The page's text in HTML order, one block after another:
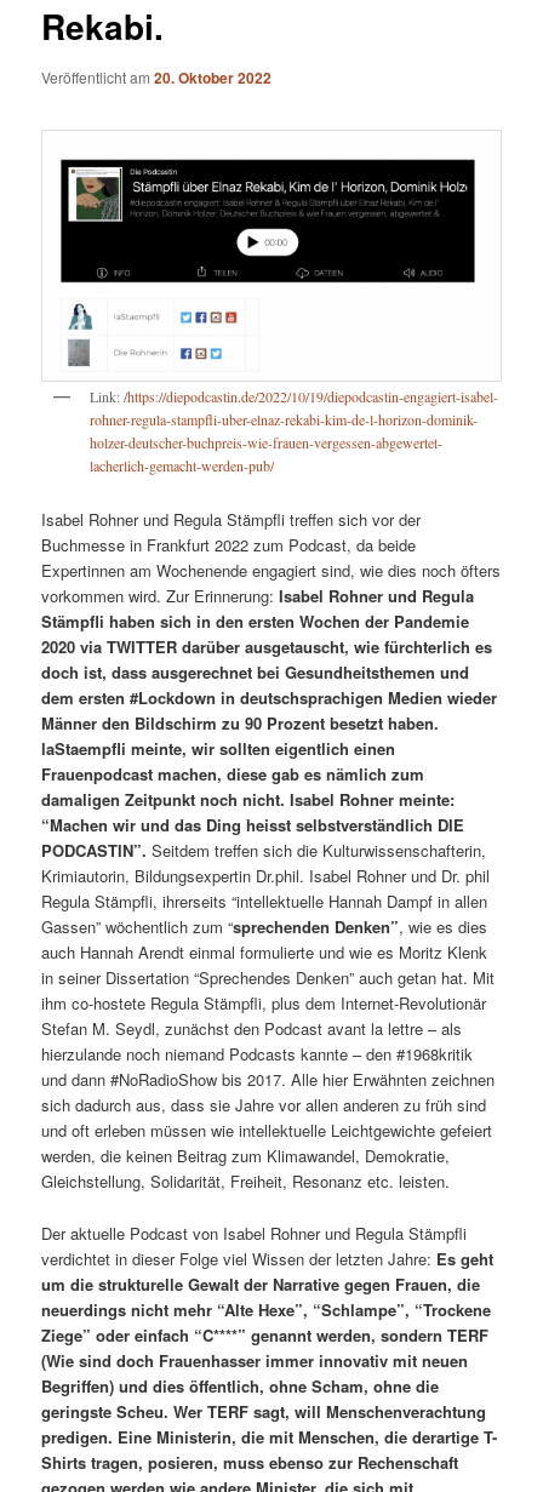
Rekabi.
Veröffentlicht am20. Oktober 2022
Link: /https://diepodcastin.de/2022/10/19/diepodcastin-engagiert-isabel-
rohner-regula-stampfli-uber-elnaz-rekabi-kim-de-l-horizon-dominik-
holzer-deutscher-buchpreis-wie-frauen-vergessen-abgewertet-
lacherlich-gemacht-werden-pub/
Isabel Rohner und Regula Stämpfli treffen sich vor der
Buchmesse in Frankfurt 2022 zum Podcast, da beide
Expertinnen am Wochenende engagiert sind, wie dies noch öfters
vorkommen wird. Zur Erinnerung:Isabel Rohner und Regula
Stämpfli haben sich in den ersten Wochen der Pandemie
2020 via TWITTER darüber ausgetauscht, wie fürchterlich es
doch ist, dass ausgerechnet bei Gesundheitsthemen und
dem ersten #Lockdown in deutschsprachigen Medien wieder
Männer den Bildschirm zu 90 Prozent besetzt haben.
laStaempfli meinte, wir sollten eigentlich einen
Frauenpodcast machen, diese gab es nämlich zum
damaligen Zeitpunkt noch nicht. Isabel Rohner meinte:
“Machen wir und das Ding heisst selbstverständlich DIE
PODCASTIN”. Seitdem treffen sich die Kulturwissenschafterin,
Krimiautorin, Bildungsexpertin Dr.phil. Isabel Rohner und Dr. phil
Regula Stämpfli, ihrerseits “intellektuelle Hannah Dampf in allen
Gassen” wöchentlich zum “sprechenden Denken”, wie es dies
auch Hannah Arendt einmal formulierte und wie es Moritz Klenk
in seiner Dissertation “Sprechendes Denken” auch getan hat. Mit
ihm co-hostete Regula Stämpfli, plus dem Internet-Revolutionär
Stefan M. Seydl, zunächst den Podcast avant la lettre – als
hierzulande noch niemand Podcasts kannte – den #1968kritik
und dann #NoRadioShow bis 2017. Alle hier Erwähnten zeichnen
sich dadurch aus, dass sie Jahre vor allen anderen zu früh sind
und oft erleben müssen wie intellektuelle Leichtgewichte gefeiert
werden, die keinen Beitrag zum Klimawandel, Demokratie,
Gleichstellung, Solidarität, Freiheit, Resonanz etc. leisten.
Der aktuelle Podcast von Isabel Rohner und Regula Stämpfli
verdichtet in dieser Folge viel Wissen der letzten Jahre: Es geht
um die strukturelle Gewalt der Narrative gegen Frauen, die
neuerdings nicht mehr “Alte Hexe”, “Schlampe”, “Trockene
Ziege” oder einfach “C****” genannt werden, sondern TERF
(Wie sind doch Frauenhasser immer innovativ mit neuen
Begriffen) und dies öffentlich, ohne Scham, ohne die
geringste Scheu. Wer TERF sagt, will Menschenverachtung
predigen. Eine Ministerin, die mit Menschen, die derartige T-
Shirts tragen, posieren, muss ebenso zur Rechenschaft
gezogen werden wie andere Minister, die sich mit